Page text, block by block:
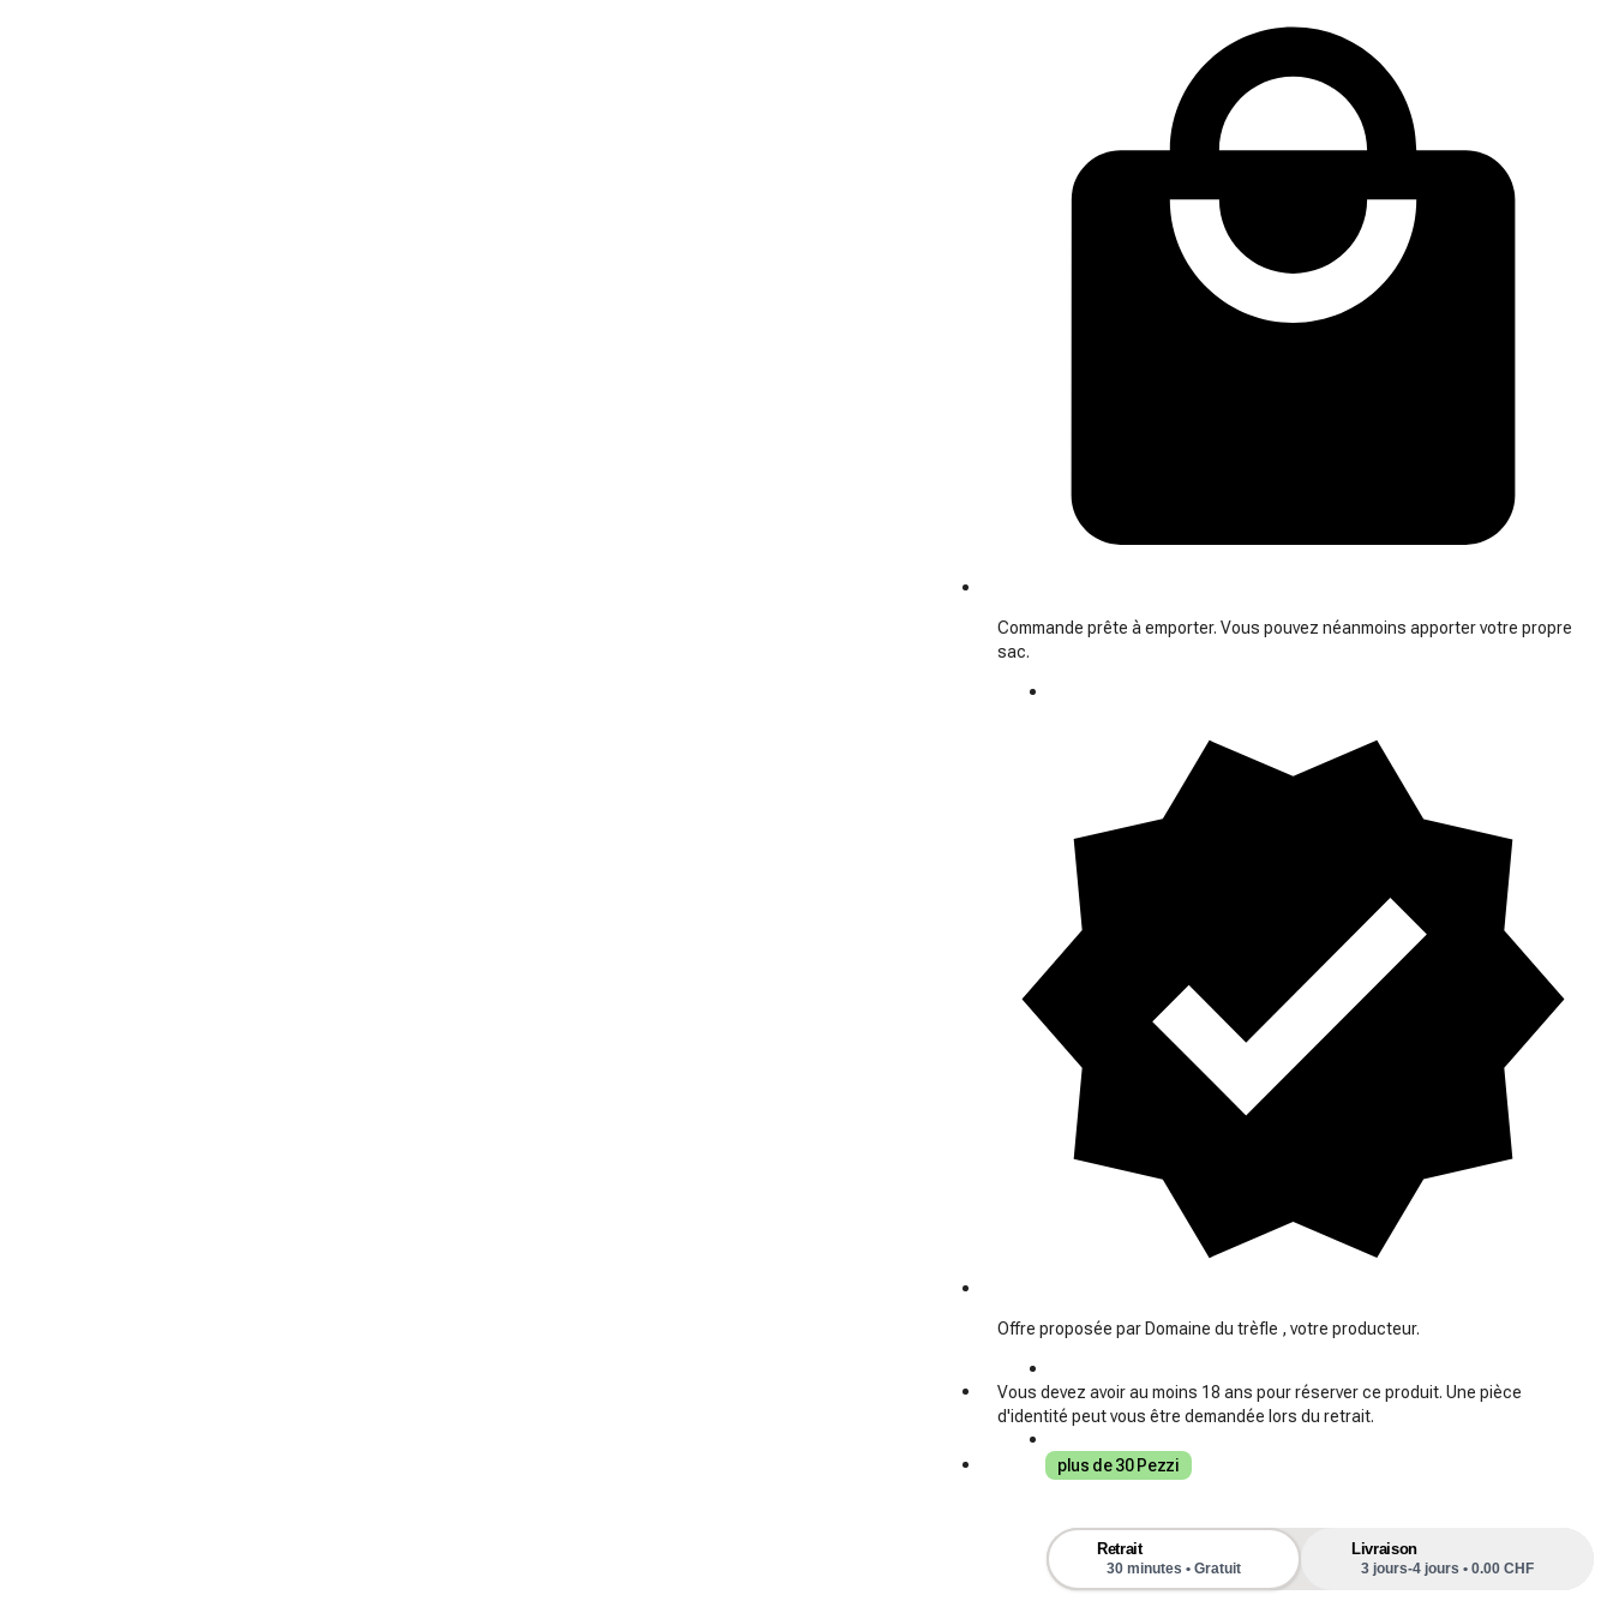
Commande prête à emporter. Vous pouvez néanmoins apporter votre propre
sac.
Offre proposée par Domaine du trèfle , votre producteur.
Vous devez avoir au moins 18 ans pour réserver ce produit. Une pièce
d'identité peut vous être demandée lors du retrait.
plus de 30 Pezzi
Retrait
30 minutes • Gratuit
Livraison
3 jours-4 jours • 0.00 CHF